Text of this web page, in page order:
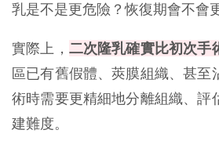
乳是不是更危險？恢復期會不會
實際上， 二次隆乳確實比初次手
區已有舊假體、莢膜組織、甚至
術時需要更精細地分離組織、評
建難度。